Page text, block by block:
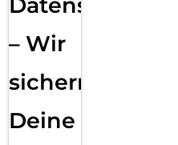
– Wir
sichern
Deine